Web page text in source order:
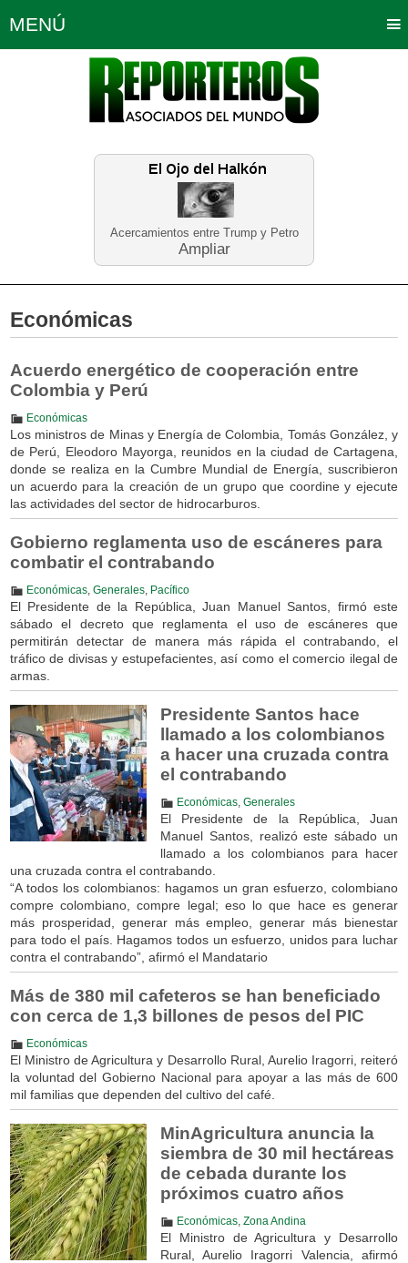
Acercamientos entre Trump y Petro
Ampliar
MENÚ
Política Opinión Bogotá
Planeta Tierra Deportes
Educación Neira
Económicas
Acuerdo energético de cooperación entre
Colombia y Perú
Económicas
Los ministros de Minas y Energía de Colombia, Tomás González, y
de Perú, Eleodoro Mayorga, reunidos en la ciudad de Cartagena,
donde se realiza en la Cumbre Mundial de Energía, suscribieron
un acuerdo para la creación de un grupo que coordine y ejecute
las actividades del sector de hidrocarburos.
Gobierno reglamenta uso de escáneres para
combatir el contrabando
Económicas, Generales, Pacífico
El Presidente de la República, Juan Manuel Santos, firmó este
sábado el decreto que reglamenta el uso de escáneres que
permitirán detectar de manera más rápida el contrabando, el
tráfico de divisas y estupefacientes, así como el comercio ilegal de
armas.
Presidente Santos hace
llamado a los colombianos
a hacer una cruzada contra
el contrabando
Económicas, Generales
El Presidente de la República, Juan
Manuel Santos, realizó este sábado un
llamado a los colombianos para hacer
una cruzada contra el contrabando.
“A todos los colombianos: hagamos un gran esfuerzo, colombiano
compre colombiano, compre legal; eso lo que hace es generar
más prosperidad, generar más empleo, generar más bienestar
para todo el país. Hagamos todos un esfuerzo, unidos para luchar
contra el contrabando”, afirmó el Mandatario
Más de 380 mil cafeteros se han beneficiado
con cerca de 1,3 billones de pesos del PIC
Económicas
El Ministro de Agricultura y Desarrollo Rural, Aurelio Iragorri, reiteró
la voluntad del Gobierno Nacional para apoyar a las más de 600
mil familias que dependen del cultivo del café.
MinAgricultura anuncia la
siembra de 30 mil hectáreas
de cebada durante los
próximos cuatro años
Económicas, Zona Andina
El Ministro de Agricultura y Desarrollo
Rural, Aurelio Iragorri Valencia, afirmó